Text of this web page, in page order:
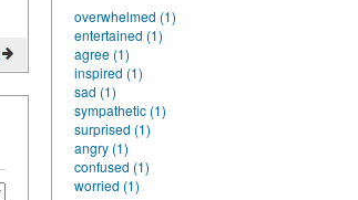
overwhelmed (1)
entertained (1)
agree (1)
inspired (1)
sad (1)
sympathetic (1)
surprised (1)
angry (1)
confused (1)
worried (1)